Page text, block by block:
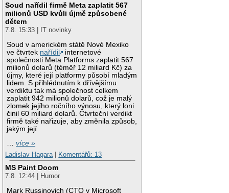
Soud nařídil firmě Meta zaplatit 567
milionů USD kvůli újmě způsobené
dětem
7.8. 15:33 | IT novinky
Soud v americkém státě Nové Mexiko
ve čtvrtek nařídil
internetové
společnosti Meta Platforms zaplatit 567
milionů dolarů (téměř 12 miliard Kč) za
újmy, které její platformy působí mladým
lidem. S přihlédnutím k dřívějšímu
verdiktu tak má společnost celkem
zaplatit 942 milionů dolarů, což je malý
zlomek jejího ročního výnosu, který loni
činil 60 miliard dolarů. Čtvrteční verdikt
firmě také nařizuje, aby změnila způsob,
jakým její
…více »
Ladislav Hagara
Komentářů: 13
MS Paint Doom
7.8. 12:44 | Humor
Mark Russinovich (CTO v Microsoft